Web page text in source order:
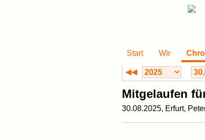
Start Wir
◀◀
Mitgelaufen
30.08.2025, Erfurt,